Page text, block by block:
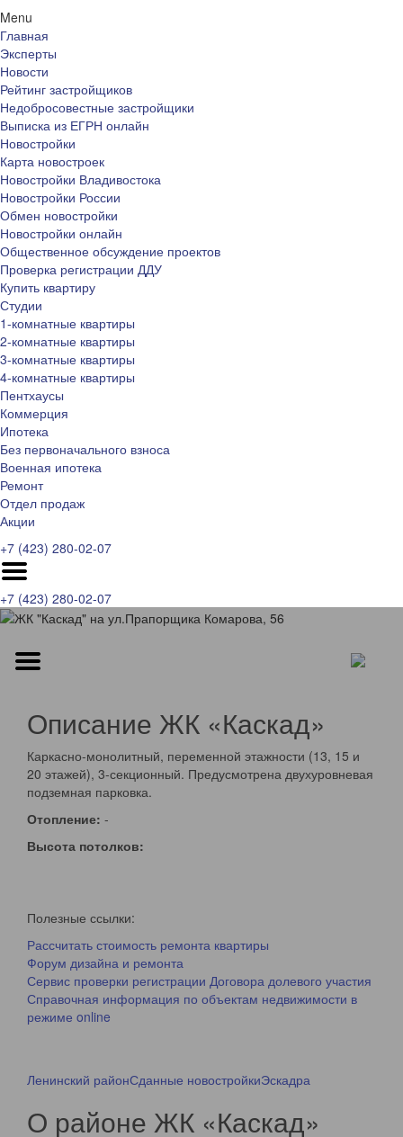
Menu
Главная
Эксперты
Новости
Рейтинг застройщиков
Недобросовестные застройщики
Выписка из ЕГРН онлайн
Новостройки
Карта новостроек
Новостройки Владивостока
Новостройки России
Обмен новостройки
Новостройки онлайн
Общественное обсуждение проектов
Проверка регистрации ДДУ
Купить квартиру
Студии
1-комнатные квартиры
2-комнатные квартиры
3-комнатные квартиры
4-комнатные квартиры
Пентхаусы
Коммерция
Ипотека
Без первоначального взноса
Военная ипотека
Ремонт
Отдел продаж
Акции
+7 (423) 280-02-07
+7 (423) 280-02-07
Описание ЖК «Каскад»
Каркасно-монолитный, переменной этажности (13, 15 и
20 этажей), 3-секционный. Предусмотрена двухуровневая
подземная парковка.
Отопление: -
Высота потолков:
Полезные ссылки:
Рассчитать стоимость ремонта квартиры
Форум дизайна и ремонта
Сервис проверки регистрации Договора долевого участия
Справочная информация по объектам недвижимости в
режиме online
Ленинский районСданные новостройкиЭскадра
О районе ЖК «Каскад»